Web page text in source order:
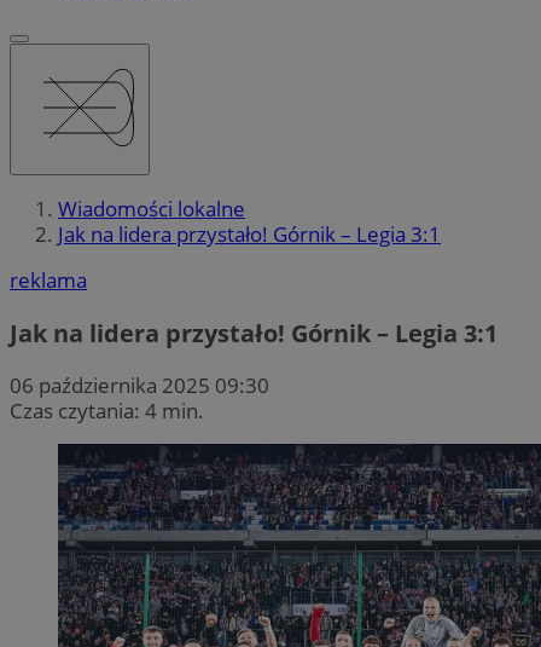
Wiadomości lokalne
Jak na lidera przystało! Górnik – Legia 3:1
reklama
Jak na lidera przystało! Górnik – Legia 3:1
06 października 2025 09:30
Czas czytania: 4 min.